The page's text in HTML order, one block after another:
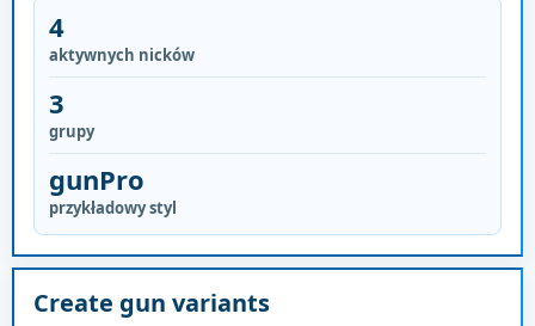
4
aktywnych nicków
3
grupy
gunPro
przykładowy styl
Create gun variants